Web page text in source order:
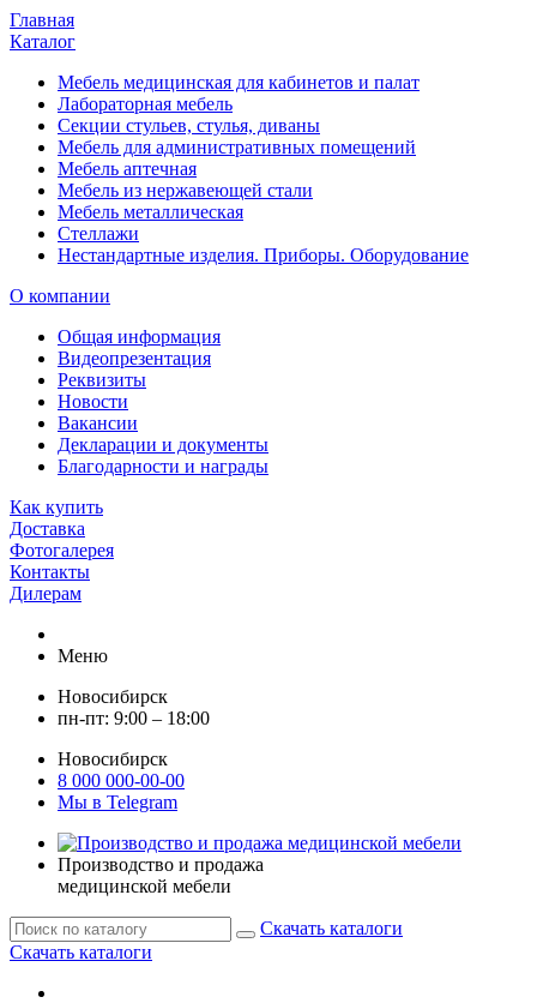
Главная
Каталог
Мебель медицинская для кабинетов и палат
Лабораторная мебель
Секции стульев, стулья, диваны
Мебель для административных помещений
Мебель аптечная
Мебель из нержавеющей стали
Мебель металлическая
Стеллажи
Нестандартные изделия. Приборы. Оборудование
О компании
Общая информация
Видеопрезентация
Реквизиты
Новости
Вакансии
Декларации и документы
Благодарности и награды
Как купить
Доставка
Фотогалерея
Контакты
Дилерам
Меню
Новосибирск
пн-пт: 9:00 – 18:00
Новосибирск
8 000 000-00-00
Мы в Telegram
Производство и продажа
медицинской мебели
Скачать каталоги
Скачать каталоги